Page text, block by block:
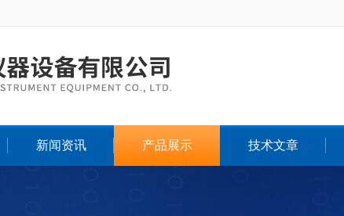
新闻资讯 产品展示 技术文章